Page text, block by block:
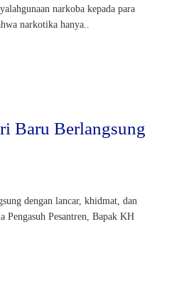
narkoba kepada para
narkotika hanya..
Baru Berlangsung
dengan lancar, khidmat, dan
Pengasuh Pesantren, Bapak KH